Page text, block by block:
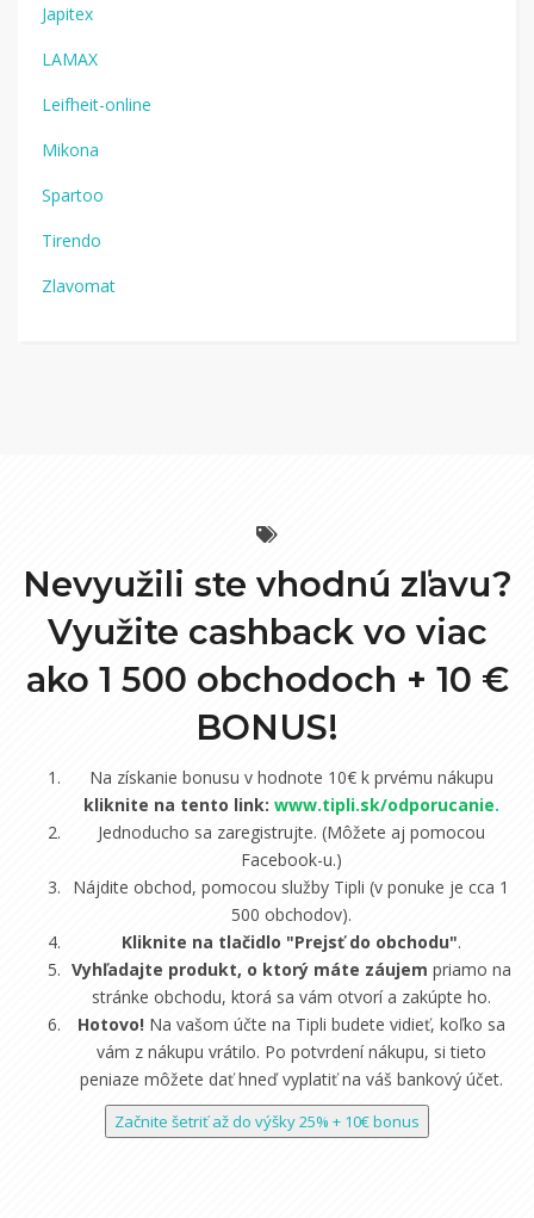
Japitex
LAMAX
Leifheit-online
Mikona
Spartoo
Tirendo
Zlavomat
Nevyužili ste vhodnú zľavu?
Využite cashback vo viac
ako 1 500 obchodoch + 10 €
BONUS!
Na získanie bonusu v hodnote 10€ k prvému nákupu
kliknite na tento link: www.tipli.sk/odporucanie.
Jednoducho sa zaregistrujte. (Môžete aj pomocou
Facebook-u.)
Nájdite obchod, pomocou služby Tipli (v ponuke je cca 1
500 obchodov).
Kliknite na tlačidlo "Prejsť do obchodu".
Vyhľadajte produkt, o ktorý máte záujem priamo na
stránke obchodu, ktorá sa vám otvorí a zakúpte ho.
Hotovo! Na vašom účte na Tipli budete vidieť, koľko sa
vám z nákupu vrátilo. Po potvrdení nákupu, si tieto
peniaze môžete dať hneď vyplatiť na váš bankový účet.
Začnite šetriť až do výšky 25% + 10€ bonus